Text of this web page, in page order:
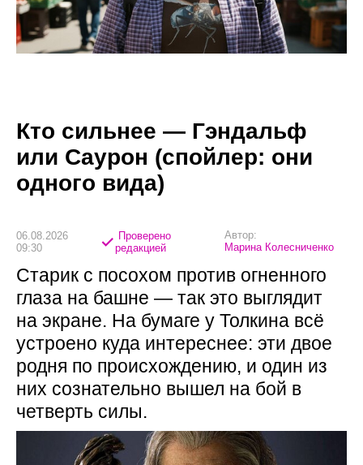
Кто сильнее — Гэндальф
или Саурон (спойлер: они
одного вида)
06.08.2026
09:30
Проверено
редакцией
Автор:
Марина Колесниченко
Старик с посохом против огненного
глаза на башне — так это выглядит
на экране. На бумаге у Толкина всё
устроено куда интереснее: эти двое
родня по происхождению, и один из
них сознательно вышел на бой в
четверть силы.